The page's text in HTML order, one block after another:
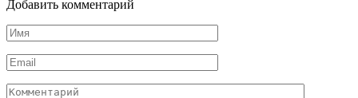
Добавить комментарий
Имя
*
Email
*
Комментарий